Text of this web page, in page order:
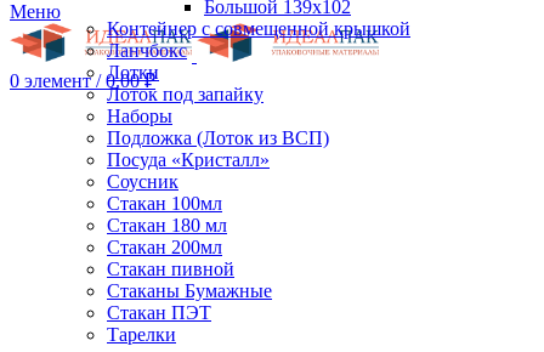
Меню
0 элемент / 0.00₽
Большой 139х102
Контейнер с совмещенной крышкой
Ланчбокс
Лотки
Лоток под запайку
Наборы
Подложка (Лоток из ВСП)
Посуда «Кристалл»
Соусник
Стакан 100мл
Стакан 180 мл
Стакан 200мл
Стакан пивной
Стаканы Бумажные
Стакан ПЭТ
Тарелки